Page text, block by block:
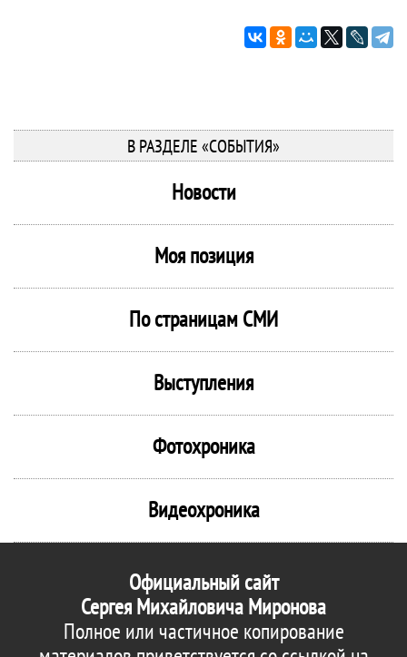
В РАЗДЕЛЕ «СОБЫТИЯ»
Новости
Моя позиция
По страницам СМИ
Выступления
Фотохроника
Видеохроника
Официальный сайт
Сергея Михайловича Миронова
Полное или частичное копирование